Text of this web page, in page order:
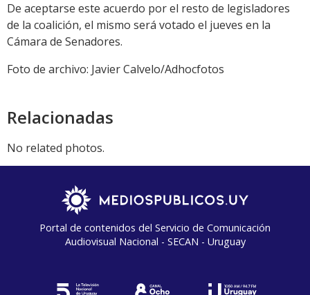
De aceptarse este acuerdo por el resto de legisladores
de la coalición, el mismo será votado el jueves en la
Cámara de Senadores.
Foto de archivo: Javier Calvelo/Adhocfotos
Relacionadas
No related photos.
Portal de contenidos del Servicio de Comunicación
Audiovisual Nacional - SECAN - Uruguay